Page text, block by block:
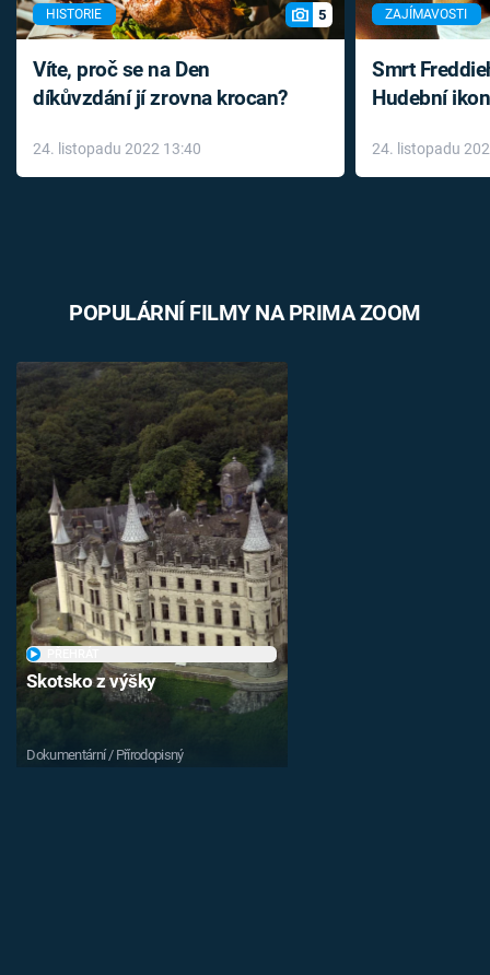
HISTORIE 5
Víte, proč se na Den
díkůvzdání jí zrovna krocan?
24. listopadu 2022 13:40
ZAJÍMAVOSTI
Smrt
Hudební
léky
24. listopadu
POPULÁRNÍ FILMY NA PRIMA ZOOM
Skotsko z výšky
Dokumentární / Přírodopisný